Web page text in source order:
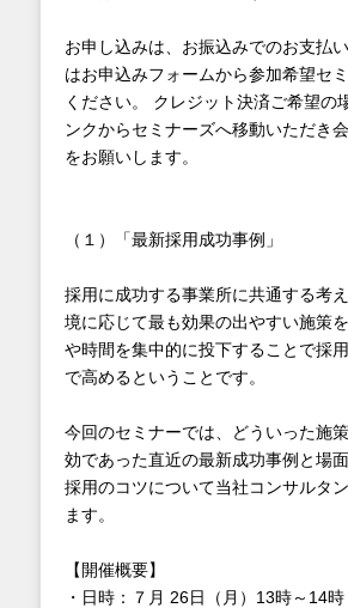
お申し込みは、お振込みでのお支払
はお申込みフォームから参加希望セ
ください。 クレジット決済ご希望の
ンクからセミナーズへ移動いただき
をお願いします。
（１）「最新採用成功事例」
採用に成功する事業所に共通する考
境に応じて最も効果の出やすい施策
や時間を集中的に投下することで採
で高めるということです。
今回のセミナーでは、どういった施
効であった直近の最新成功事例と場
採用のコツについて当社コンサルタ
ます。
【開催概要】
・日時：７月 26日（月）13時～14時